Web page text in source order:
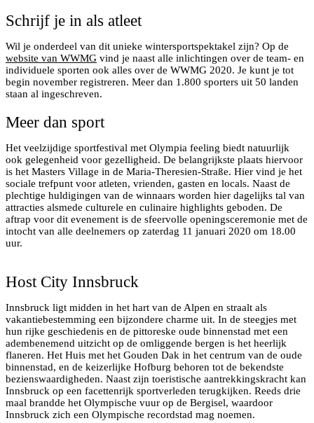
Schrijf je in als atleet
Wil je onderdeel van dit unieke wintersportspektakel zijn? Op de
website van WWMG vind je naast alle inlichtingen over de team- en
individuele sporten ook alles over de WWMG 2020. Je kunt je tot
begin november registreren. Meer dan 1.800 sporters uit 50 landen
staan al ingeschreven.
Meer dan sport
Het veelzijdige sportfestival met Olympia feeling biedt natuurlijk
ook gelegenheid voor gezelligheid. De belangrijkste plaats hiervoor
is het Masters Village in de Maria-Theresien-Straße. Hier vind je het
sociale trefpunt voor atleten, vrienden, gasten en locals. Naast de
plechtige huldigingen van de winnaars worden hier dagelijks tal van
attracties alsmede culturele en culinaire highlights geboden. De
aftrap voor dit evenement is de sfeervolle openingsceremonie met de
intocht van alle deelnemers op zaterdag 11 januari 2020 om 18.00
uur.
Host City Innsbruck
Innsbruck ligt midden in het hart van de Alpen en straalt als
vakantiebestemming een bijzondere charme uit. In de steegjes met
hun rijke geschiedenis en de pittoreske oude binnenstad met een
adembenemend uitzicht op de omliggende bergen is het heerlijk
flaneren. Het Huis met het Gouden Dak in het centrum van de oude
binnenstad, en de keizerlijke Hofburg behoren tot de bekendste
bezienswaardigheden. Naast zijn toeristische aantrekkingskracht kan
Innsbruck op een facettenrijk sportverleden terugkijken. Reeds drie
maal brandde het Olympische vuur op de Bergisel, waardoor
Innsbruck zich een Olympische recordstad mag noemen.